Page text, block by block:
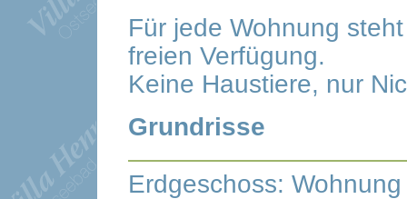
Für jede Wohnung
freien Verfügung.
Keine Haustiere, nur
Grundrisse
Erdgeschoss: Wohnung